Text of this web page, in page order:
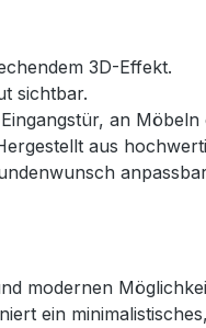
3D-Effekt.
sichtbar.
an Möbeln
aus
modernen
ein